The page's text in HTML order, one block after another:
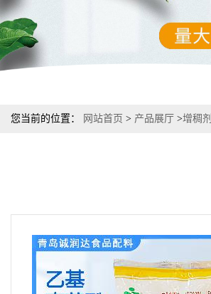
您当前的位置： 网站首页 > 产品展厅 >增稠剂